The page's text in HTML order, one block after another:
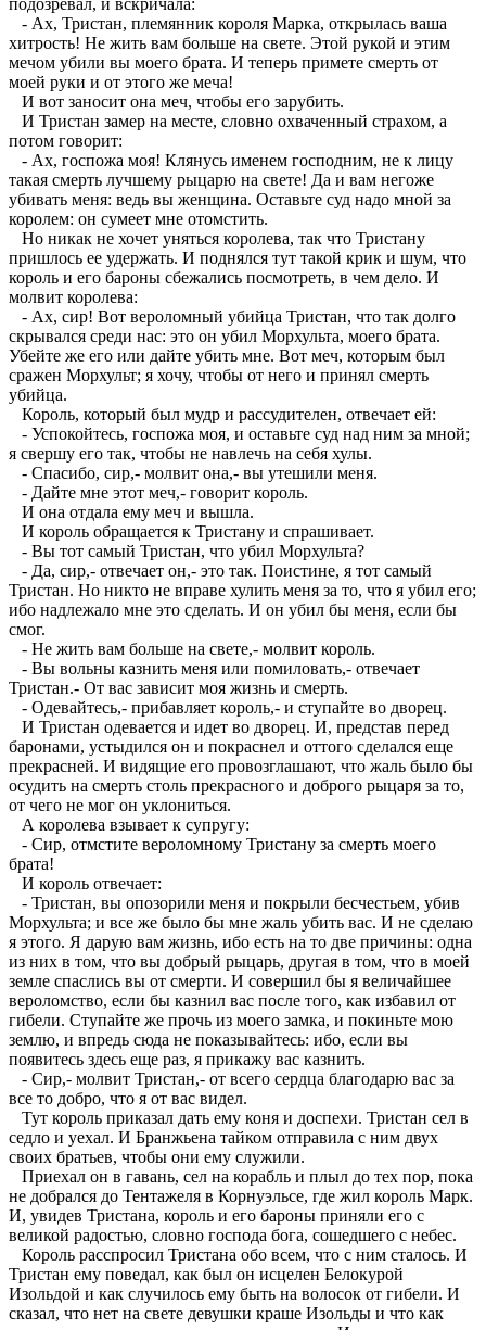
- Ах, Тристан, племянник короля Марка, открылась ваша
хитрость! Не жить вам больше на свете. Этой рукой и этим
мечом убили вы моего брата. И теперь примете смерть от
моей руки и от этого же меча!
И вот заносит она меч, чтобы его зарубить.
И Тристан замер на месте, словно охваченный страхом, а
потом говорит:
- Ах, госпожа моя! Клянусь именем господним, не к лицу
такая смерть лучшему рыцарю на свете! Да и вам негоже
убивать меня: ведь вы женщина. Оставьте суд надо мной за
королем: он сумеет мне отомстить.
Но никак не хочет уняться королева, так что Тристану
пришлось ее удержать. И поднялся тут такой крик и шум, что
король и его бароны сбежались посмотреть, в чем дело. И
молвит королева:
- Ах, сир! Вот вероломный убийца Тристан, что так долго
скрывался среди нас: это он убил Морхульта, моего брата.
Убейте же его или дайте убить мне. Вот меч, которым был
сражен Морхульт; я хочу, чтобы от него и принял смерть
убийца.
Король, который был мудр и рассудителен, отвечает ей:
- Успокойтесь, госпожа моя, и оставьте суд над ним за мной;
я свершу его так, чтобы не навлечь на себя хулы.
- Спасибо, сир,- молвит она,- вы утешили меня.
- Дайте мне этот меч,- говорит король.
И она отдала ему меч и вышла.
И король обращается к Тристану и спрашивает.
- Вы тот самый Тристан, что убил Морхульта?
- Да, сир,- отвечает он,- это так. Поистине, я тот самый
Тристан. Но никто не вправе хулить меня за то, что я убил его;
ибо надлежало мне это сделать. И он убил бы меня, если бы
смог.
- Не жить вам больше на свете,- молвит король.
- Вы вольны казнить меня или помиловать,- отвечает
Тристан.- От вас зависит моя жизнь и смерть.
- Одевайтесь,- прибавляет король,- и ступайте во дворец.
И Тристан одевается и идет во дворец. И, представ перед
баронами, устыдился он и покраснел и оттого сделался еще
прекрасней. И видящие его провозглашают, что жаль было бы
осудить на смерть столь прекрасного и доброго рыцаря за то,
от чего не мог он уклониться.
А королева взывает к супругу:
- Сир, отмстите вероломному Тристану за смерть моего
брата!
И король отвечает:
- Тристан, вы опозорили меня и покрыли бесчестьем, убив
Морхульта; и все же было бы мне жаль убить вас. И не сделаю
я этого. Я дарую вам жизнь, ибо есть на то две причины: одна
из них в том, что вы добрый рыцарь, другая в том, что в моей
земле спаслись вы от смерти. И совершил бы я величайшее
вероломство, если бы казнил вас после того, как избавил от
гибели. Ступайте же прочь из моего замка, и покиньте мою
землю, и впредь сюда не показывайтесь: ибо, если вы
появитесь здесь еще раз, я прикажу вас казнить.
- Сир,- молвит Тристан,- от всего сердца благодарю вас за
все то добро, что я от вас видел.
Тут король приказал дать ему коня и доспехи. Тристан сел в
седло и уехал. И Бранжьена тайком отправила с ним двух
своих братьев, чтобы они ему служили.
Приехал он в гавань, сел на корабль и плыл до тех пор, пока
не добрался до Тентажеля в Корнуэльсе, где жил король Марк.
И, увидев Тристана, король и его бароны приняли его с
великой радостью, словно господа бога, сошедшего с небес.
Король расспросил Тристана обо всем, что с ним сталось. И
Тристан ему поведал, как был он исцелен Белокурой
Изольдой и как случилось ему быть на волосок от гибели. И
сказал, что нет на свете девушки краше Изольды и что как